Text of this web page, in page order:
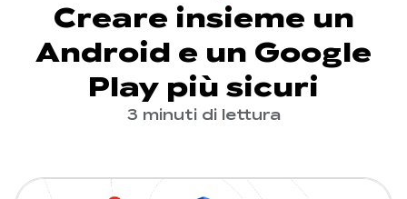
Creare insieme un
Android e un Google
Play più sicuri
3 minuti di lettura